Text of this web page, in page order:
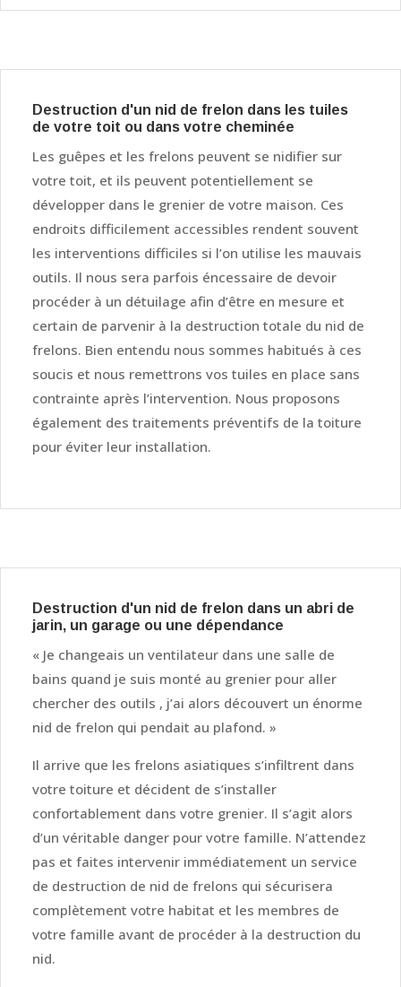
Destruction d'un nid de frelon dans les tuiles
de votre toit ou dans votre cheminée
Les guêpes et les frelons peuvent se nidifier sur
votre toit, et ils peuvent potentiellement se
développer dans le grenier de votre maison. Ces
endroits difficilement accessibles rendent souvent
les interventions difficiles si l’on utilise les mauvais
outils. Il nous sera parfois éncessaire de devoir
procéder à un détuilage afin d’être en mesure et
certain de parvenir à la destruction totale du nid de
frelons. Bien entendu nous sommes habitués à ces
soucis et nous remettrons vos tuiles en place sans
contrainte après l’intervention. Nous proposons
également des traitements préventifs de la toiture
pour éviter leur installation.
Destruction d'un nid de frelon dans un abri de
jarin, un garage ou une dépendance
« Je changeais un ventilateur dans une salle de
bains quand je suis monté au grenier pour aller
chercher des outils , j’ai alors découvert un énorme
nid de frelon qui pendait au plafond. »
Il arrive que les frelons asiatiques s’infiltrent dans
votre toiture et décident de s’installer
confortablement dans votre grenier. Il s’agit alors
d’un véritable danger pour votre famille. N’attendez
pas et faites intervenir immédiatement un service
de destruction de nid de frelons qui sécurisera
complètement votre habitat et les membres de
votre famille avant de procéder à la destruction du
nid.